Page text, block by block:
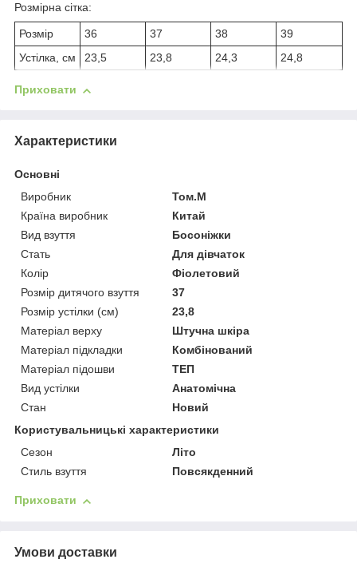
Розмірна сітка:
Розмір 36 37 38
39
Устілка, см
23,5 23,8 24,3 24,8
Приховати
Характеристики
Основні
Виробник
Том.М
Країна виробник
Китай
Вид взуття
Босоніжки
Стать
Для дівчаток
Колір
Фіолетовий
Розмір дитячого взуття
37
Розмір устілки (см)
23,8
Матеріал верху
Штучна шкіра
Матеріал підкладки
Комбінований
Матеріал підошви
ТЕП
Вид устілки
Анатомічна
Стан
Новий
Користувальницькі характеристики
Сезон
Літо
Стиль взуття
Повсякденний
Приховати
Умови доставки